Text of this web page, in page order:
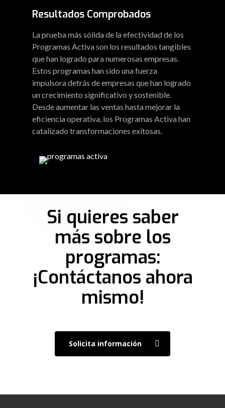
Resultados Comprobados
La prueba más sólida de la efectividad de los
Programas Activa son los resultados tangibles
que han logrado para numerosas empresas.
Estos programas han sido una fuerza
impulsora detrás de empresas que han logrado
un crecimiento significativo y sostenible.
Desde aumentar las ventas hasta mejorar la
eficiencia operativa, los Programas Activa han
catalizado transformaciones exitosas.
Si quieres saber
más sobre los
programas:
¡Contáctanos ahora
mismo!
Solicita información